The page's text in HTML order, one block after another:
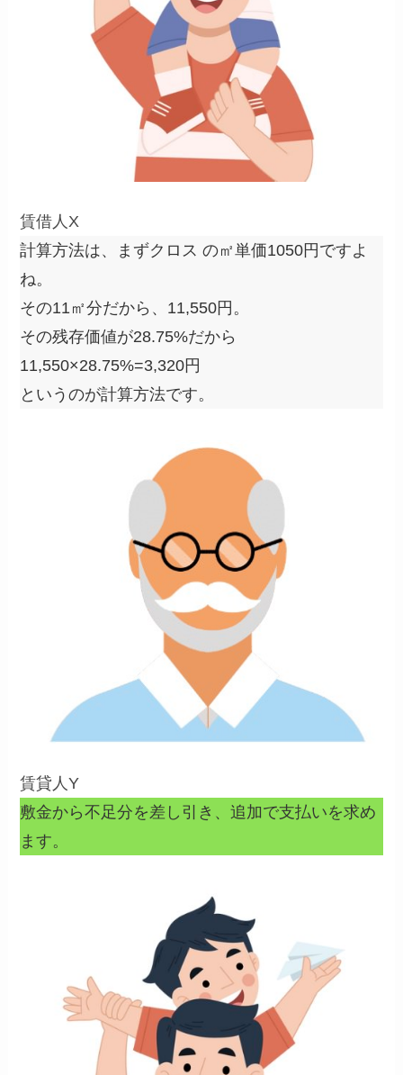
賃借人X
計算方法は、まずクロス の㎡単価1050円ですよ
ね。
その11㎡分だから、11,550円。
その残存価値が28.75%だから
11,550×28.75%=3,320円
というのが計算方法です。
賃貸人Y
敷金から不足分を差し引き、追加で支払いを求め
ます。